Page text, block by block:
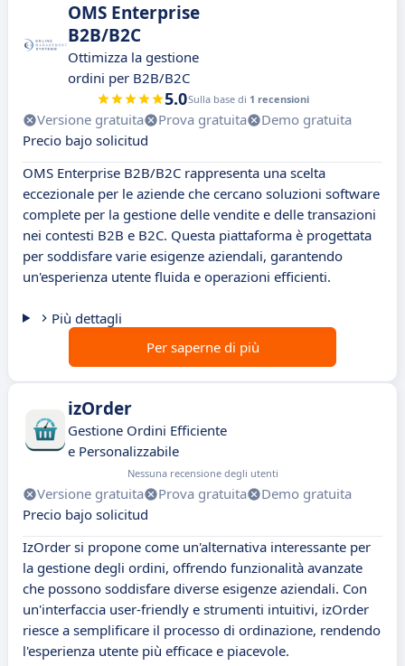
OMS Enterprise
B2B/B2C
Ottimizza la gestione
ordini per B2B/B2C
5.0Sulla base di 1 recensioni
Versione gratuita Prova gratuita
Demo gratuita
Precio bajo solicitud
OMS Enterprise B2B/B2C rappresenta una scelta
eccezionale per le aziende che cercano soluzioni software
complete per la gestione delle vendite e delle transazioni
nei contesti B2B e B2C. Questa piattaforma è progettata
per soddisfare varie esigenze aziendali, garantendo
un'esperienza utente fluida e operazioni efficienti.
Più dettagli
Per saperne di più
izOrder
Gestione Ordini Efficiente
e Personalizzabile
Nessuna recensione degli utenti
Versione gratuita Prova gratuita
Demo gratuita
Precio bajo solicitud
IzOrder si propone come un'alternativa interessante per
la gestione degli ordini, offrendo funzionalità avanzate
che possono soddisfare diverse esigenze aziendali. Con
un'interfaccia user-friendly e strumenti intuitivi, izOrder
riesce a semplificare il processo di ordinazione, rendendo
l'esperienza utente più efficace e piacevole.